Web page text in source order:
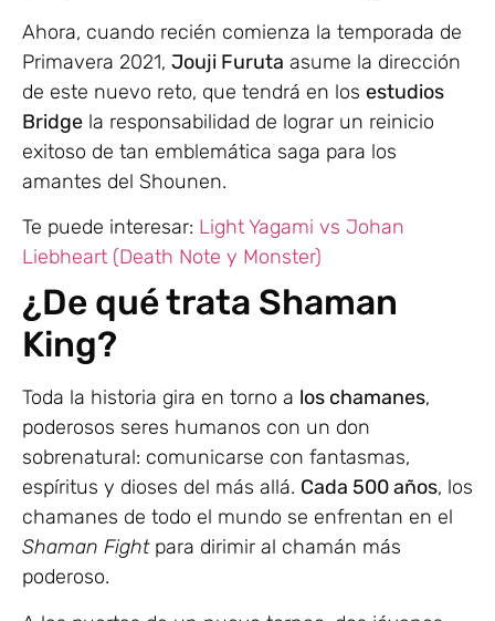
Ahora, cuando recién comienza la temporada de
Primavera 2021, Jouji Furuta asume la dirección
de este nuevo reto, que tendrá en los estudios
Bridge la responsabilidad de lograr un reinicio
exitoso de tan emblemática saga para los
amantes del Shounen.
Te puede interesar: Light Yagami vs Johan
Liebheart (Death Note y Monster)
¿De qué trata Shaman
King?
Toda la historia gira en torno a los chamanes,
poderosos seres humanos con un don
sobrenatural: comunicarse con fantasmas,
espíritus y dioses del más allá. Cada 500 años, los
chamanes de todo el mundo se enfrentan en el
Shaman Fightpara dirimir al chamán más
poderoso.